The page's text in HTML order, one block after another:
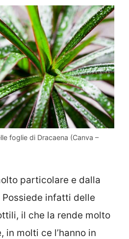
foglie di Dracaena (Canva –
particolare e dalla
Possiede infatti delle
il che la rende molto
in molti ce l’hanno in